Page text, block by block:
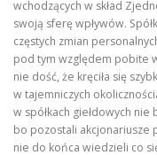
wchodzących w skład
swoją sferę wpływów.
częstych zmian
pod tym względem pobite
nie dość, że kręciła się
w tajemniczych
w spółkach giełdowych
bo pozostali akcjonariusze
nie do końca wiedzieli co